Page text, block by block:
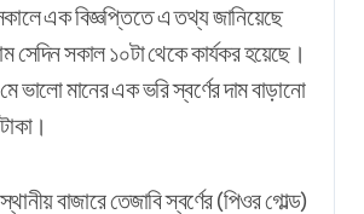
এক বিজ্ঞপ্তিতে এ তথ্য জানিয়েছে
সকাল ১০টা থেকে কার্যকর হয়েছে।
মানের এক ভরি স্বর্ণের দাম বাড়ানো
বাজারে তেজাবি স্বর্ণের (পিওর গোল্ড)